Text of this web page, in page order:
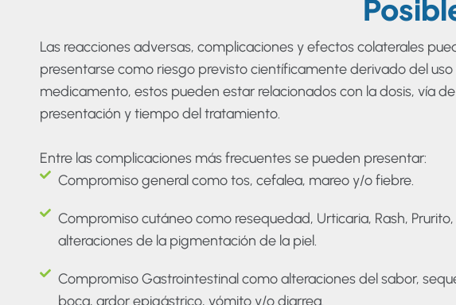
Las reacciones adversas, complicaciones y efectos colaterales
presentarse como riesgo previsto científicamente derivado del uso
medicamento, estos pueden estar relacionados con la dosis, vía
presentación y tiempo del tratamiento.
Entre las complicaciones más frecuentes se pueden presentar:
Compromiso general como tos, cefalea, mareo y/o fiebre.
Compromiso cutáneo como resequedad, Urticaria, Rash,
alteraciones de la pigmentación de la piel.
Compromiso Gastrointestinal como alteraciones del sabor,
boca, ardor epigástrico, vómito y/o diarrea.